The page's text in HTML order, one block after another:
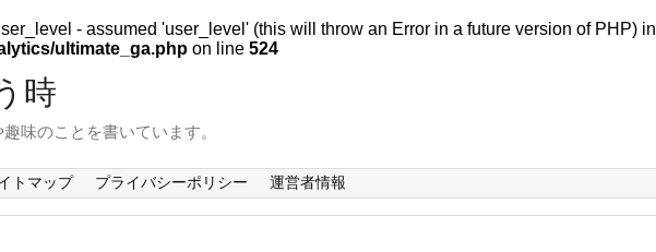
- assumed 'user_level' (this will throw an Error in a future version of PHP) in
ultimate_ga.php on line 524
時
味のことを書いています。
トマップ プライバシーポリシー 運営者情報